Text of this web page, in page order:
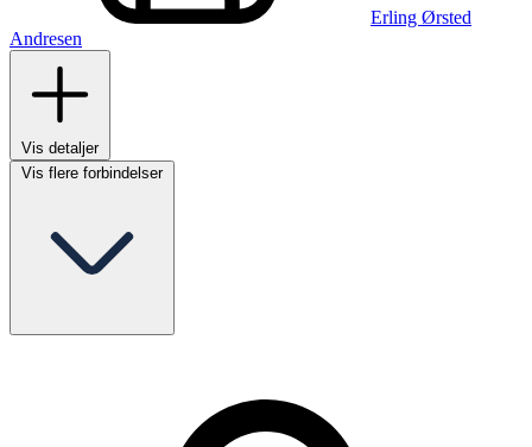
Erling Ørsted
Andresen
Vis detaljer
Vis flere forbindelser